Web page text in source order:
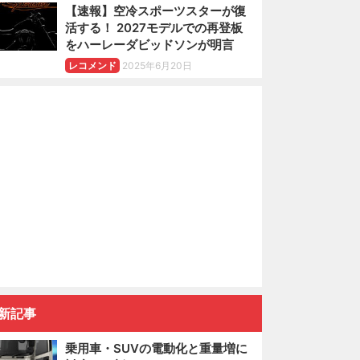
【速報】空冷スポーツスターが復
活する！ 2027モデルでの再登板
をハーレーダビッドソンが明言
レコメンド 2025年6月20日
記事
乗用車・SUVの電動化と重量増に